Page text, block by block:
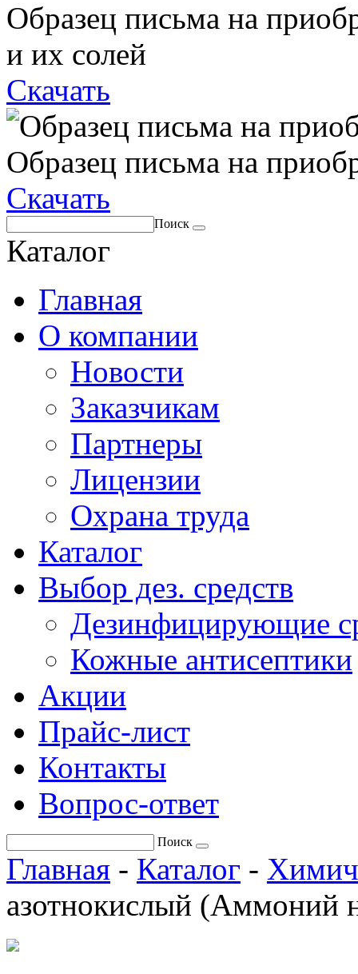
Образец письма на
и их солей
Скачать
Образец письма на
Скачать
Поиск
Каталог
Главная
О компании
Новости
Заказчикам
Партнеры
Лицензии
Охрана труда
Каталог
Выбор дез. средств
Дезинфицирующие
Кожные антисептики
Акции
Прайс-лист
Контакты
Вопрос-ответ
Поиск
Главная - Каталог -
азотнокислый (Аммоний